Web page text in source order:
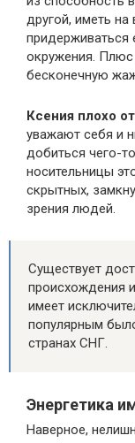
другой, иметь на
придерживаться
окружения.
бесконечную
Ксения плохо
уважают себя и
добиться чего-
носительницы
скрытных,
зрения людей.
Существует
происхождения
имеет
популярным
странах СНГ.
Энергетика
Наверное,